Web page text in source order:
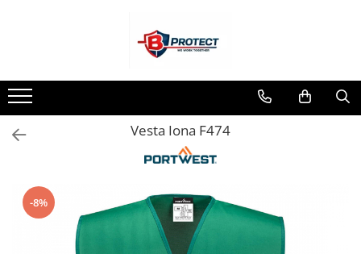
Atomizoare si pulverizatoare
Atomizoare
Pulverizatoare
Casa
Masini spalat cu presiune
Vesta Iona F474
-8%